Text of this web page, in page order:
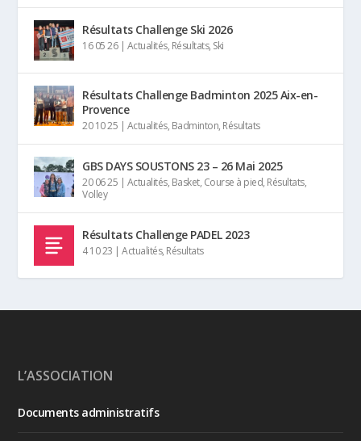
Résultats Challenge Ski 2026
16 05 26| Actualités, Résultats, Ski
Résultats Challenge Badminton 2025 Aix-en-
Provence
20 10 25 | Actualités, Badminton, Résultats
GBS DAYS SOUSTONS 23 – 26 Mai 2025
20 06 25 | Actualités, Basket, Course à pied, Résultats,
Volley
Résultats Challenge PADEL 2023
4 10 23 |Actualités, Résultats
L’ASSOCIATION
Documents administratifs